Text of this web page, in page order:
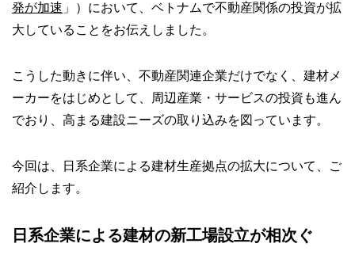
発が加速 」）において、ベトナムで不動産関係の投資が拡
大していることをお伝えしました。
こうした動きに伴い、不動産関連企業だけでなく、建材メ
ーカーをはじめとして、周辺産業・サービスの投資も進ん
でおり、高まる建設ニーズの取り込みを図っています。
今回は、日系企業による建材生産拠点の拡大について、ご
紹介します。
日系企業による建材の新工場設立が相次ぐ